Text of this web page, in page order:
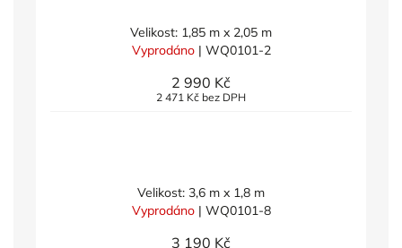
Velikost: 1,85 m x 2,05 m
Vyprodáno | WQ0101-2
2 990 Kč
2 471 Kč bez DPH
Velikost: 3,6 m x 1,8 m
Vyprodáno | WQ0101-8
3 190 Kč